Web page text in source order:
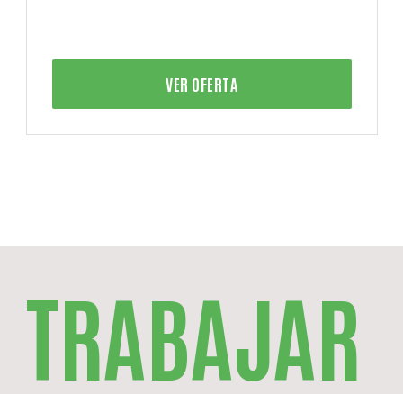
VER OFERTA
TRABAJAR